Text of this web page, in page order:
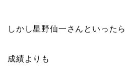
しかし星野仙一さんといったら
成績よりも